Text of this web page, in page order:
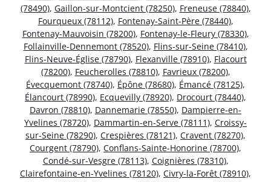
(78490), Gaillon-sur-Montcient (78250), Freneuse (78840),
Fourqueux (78112), Fontenay-Saint-Père (78440),
Fontenay-Mauvoisin (78200), Fontenay-le-Fleury (78330),
Follainville-Dennemont (78520), Flins-sur-Seine (78410),
Flins-Neuve-Église (78790), Flexanville (78910), Flacourt
(78200), Feucherolles (78810), Favrieux (78200),
Évecquemont (78740), Épône (78680), Émancé (78125),
Élancourt (78990), Ecquevilly (78920), Drocourt (78440),
Davron (78810), Dannemarie (78550), Dampierre-en-
Yvelines (78720), Dammartin-en-Serve (78111), Croissy-
sur-Seine (78290), Crespières (78121), Cravent (78270),
Courgent (78790), Conflans-Sainte-Honorine (78700),
Condé-sur-Vesgre (78113), Coignières (78310),
Clairefontaine-en-Yvelines (78120), Civry-la-Forêt (78910),